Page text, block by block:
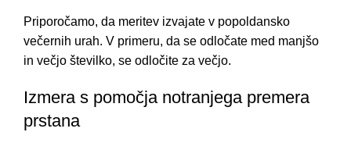
Priporočamo, da meritev izvajate v popoldansko
večernih urah. V primeru, da se odločate med manjšo
in večjo številko, se odločite za večjo.
Izmera s pomočja notranjega premera
prstana